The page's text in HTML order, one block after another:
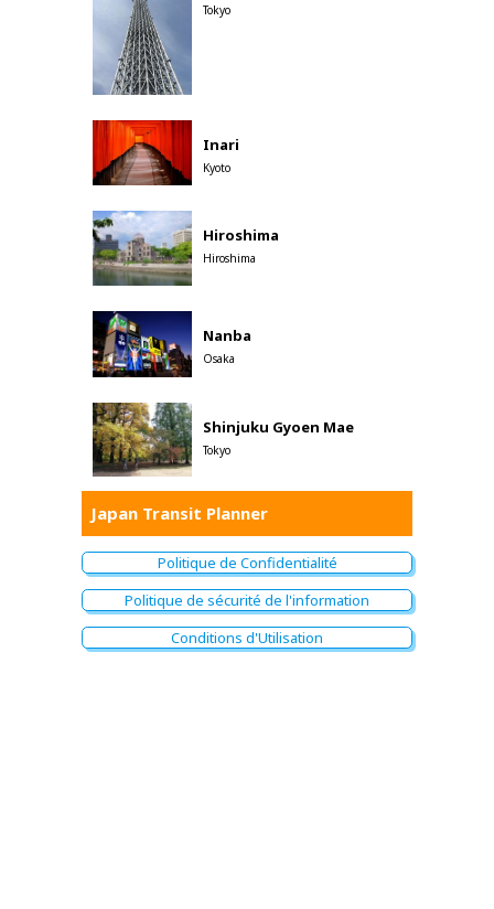
Tokyo
Inari
Kyoto
Hiroshima
Hiroshima
Nanba
Osaka
Shinjuku Gyoen Mae
Tokyo
Japan Transit Planner
Politique de Confidentialité
Politique de sécurité de l'information
Conditions d'Utilisation